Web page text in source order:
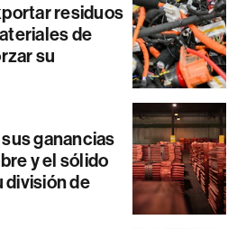
residuos
de
su
ganancias
y el sólido
división de